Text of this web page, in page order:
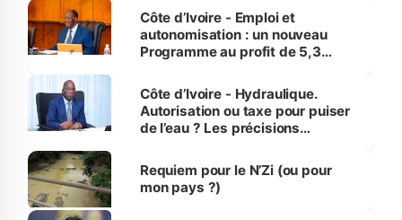
et Yamoussoukro
Côte d’Ivoire - Emploi et
autonomisation : un nouveau
Programme au profit de 5,3
Côte d’Ivoire - Hydraulique.
Autorisation ou taxe pour puiser
de l’eau ? Les précisions
Requiem pour le N’Zi (ou pour
mon pays ?)